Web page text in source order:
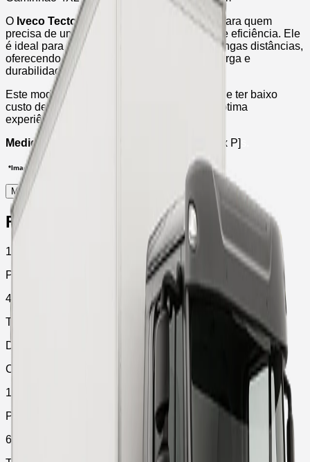
O Iveco Tector 11-190
é a escolha perfeita para quem
precisa de um caminhão que combine força e eficiência. Ele
é ideal para transportar cargas médias em longas distâncias,
oferecendo uma excelente capacidade de carga e
durabilidade.
Este modelo é conhecido por ser econômico e ter baixo
custo de manutenção, proporcionando uma ótima
experiência de condução para o motorista³.
Medidas do baú:
6,2m x 2,3m x 2,4m [A x L x P]
*Imagem meramente ilustrativa.
Montar Plano
Ficha técnica
11 ton
PBT
4x2
Tração
Diesel
Combustível
190 cv
Potência
610 Nm